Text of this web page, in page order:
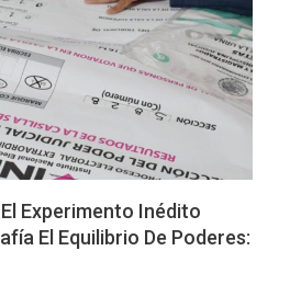
Experimento Inédito
El Equilibrio De Poderes: